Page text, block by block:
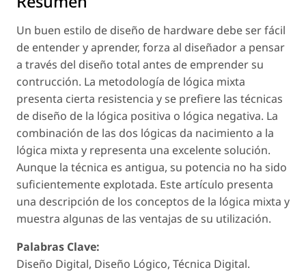
Un buen estilo de diseño de hardware debe ser fácil
de entender y aprender, forza al diseñador a pensar
a través del diseño total antes de emprender su
contrucción. La metodología de lógica mixta
presenta cierta resistencia y se prefiere las técnicas
de diseño de la lógica positiva o lógica negativa. La
combinación de las dos lógicas da nacimiento a la
lógica mixta y representa una excelente solución.
Aunque la técnica es antigua, su potencia no ha sido
suficientemente explotada. Este artículo presenta
una descripción de los conceptos de la lógica mixta y
muestra algunas de las ventajas de su utilización.
Palabras Clave:
Diseño Digital, Diseño Lógico, Técnica Digital.